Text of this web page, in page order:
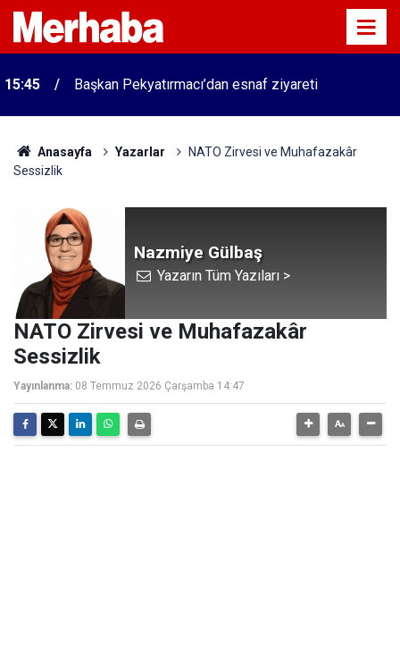
15:45 Başkan Pekyatırmacı’dan esnaf ziyareti
Anasayfa Yazarlar
NATO Zirvesi ve Muhafazakâr
Sessizlik
Nazmiye Gülbaş
Yazarın Tüm Yazıları >
NATO Zirvesi ve Muhafazakâr
Sessizlik
Yayınlanma: 08 Temmuz 2026 Çarşamba 14:47